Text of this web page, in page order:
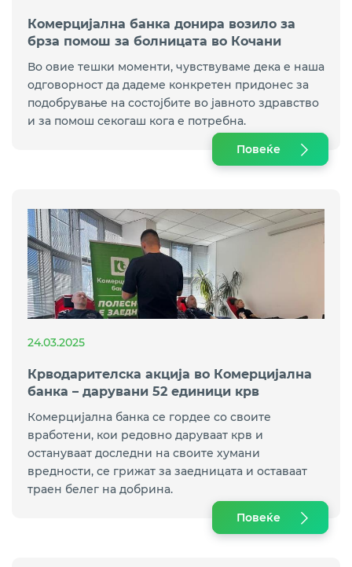
Комерцијална банка донира возило за
брза помош за болницата во Кочани
Во овие тешки моменти, чувствуваме дека е наша
одговорност да дадеме конкретен придонес за
подобрување на состојбите во јавното здравство
и за помош секогаш кога е потребна.
Повеќе
24.03.2025
Крводарителска акција во Комерцијална
банка – дарувани 52 единици крв
Комерцијална банка се гордее со своите
вработени, кои редовно даруваат крв и
остануваат доследни на своите хумани
вредности, се грижат за заедницата и оставаат
траен белег на добрина.
Повеќе